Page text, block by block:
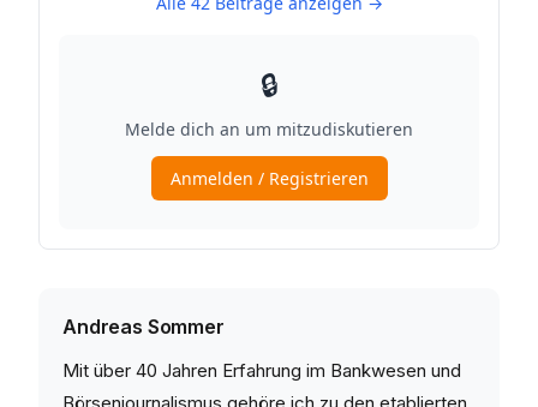
Andreas Sommer
Mit über 40 Jahren Erfahrung im Bankwesen und
Börsenjournalismus gehöre ich zu den etablierten